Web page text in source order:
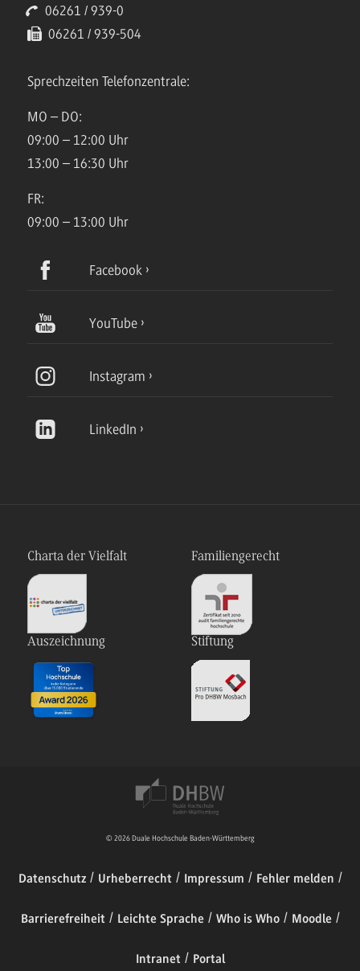
06261 / 939-0
06261 / 939-504
Sprechzeiten Telefonzentrale:
MO – DO:
09:00 – 12:00 Uhr
13:00 – 16:30 Uhr
FR:
09:00 – 13:00 Uhr
Facebook
YouTube
Instagram
LinkedIn
Charta der Vielfalt Familiengerecht
Auszeichnung Stiftung
© 2026 Duale Hochschule Baden-Württemberg
Datenschutz Urheberrecht Impressum Fehler melden
Barrierefreiheit Leichte Sprache Who is Who Moodle
Intranet Portal